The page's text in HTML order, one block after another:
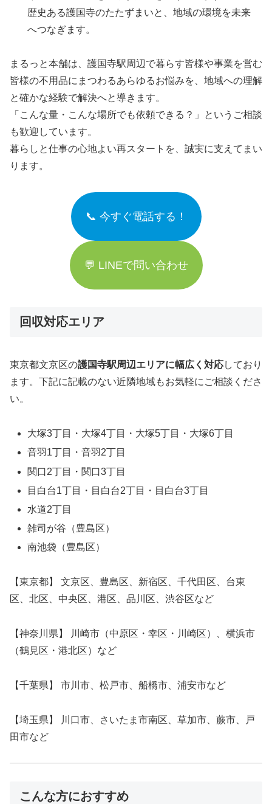
歴史ある護国寺のたたずまいと、地域の環境を未来
へつなぎます。
まるっと本舗は、護国寺駅周辺で暮らす皆様や事業を営む
皆様の不用品にまつわるあらゆるお悩みを、地域への理解
と確かな経験で解決へと導きます。
「こんな量・こんな場所でも依頼できる？」というご相談
も歓迎しています。
暮らしと仕事の心地よい再スタートを、誠実に支えてまい
ります。
📞 今すぐ電話する！
💬 LINEで問い合わせ
回収対応エリア
東京都文京区の護国寺駅周辺エリアに幅広く対応しており
ます。下記に記載のない近隣地域もお気軽にご相談くださ
い。
大塚3丁目・大塚4丁目・大塚5丁目・大塚6丁目
音羽1丁目・音羽2丁目
関口2丁目・関口3丁目
目白台1丁目・目白台2丁目・目白台3丁目
水道2丁目
雑司が谷（豊島区）
南池袋（豊島区）
【東京都】 文京区、豊島区、新宿区、千代田区、台東
区、北区、中央区、港区、品川区、渋谷区など
【神奈川県】 川崎市（中原区・幸区・川崎区）、横浜市
（鶴見区・港北区）など
【千葉県】 市川市、松戸市、船橋市、浦安市など
【埼玉県】 川口市、さいたま市南区、草加市、蕨市、戸
田市など
こんな方におすすめ